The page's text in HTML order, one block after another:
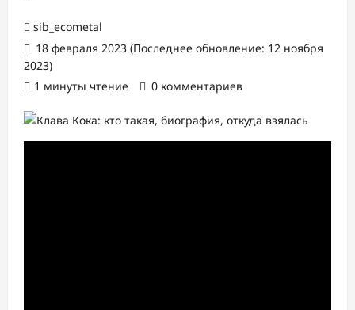
sib_ecometal
18 февраля 2023 (Последнее обновление: 12 ноября
2023)
1 минуты чтение
0 комментариев